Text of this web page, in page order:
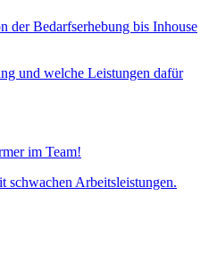
der Bedarfserhebung bis Inhouse
und welche Leistungen dafür
im Team!
Arbeitsleistungen.